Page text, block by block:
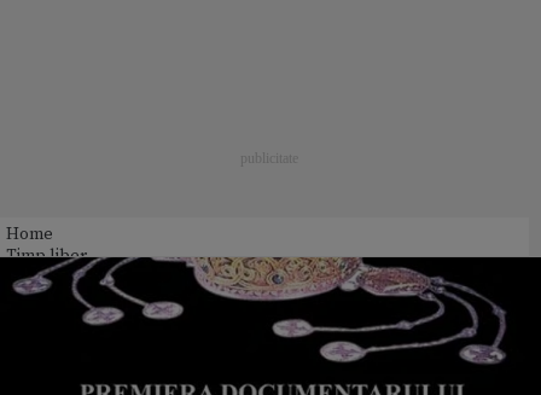
Home
Timp liber